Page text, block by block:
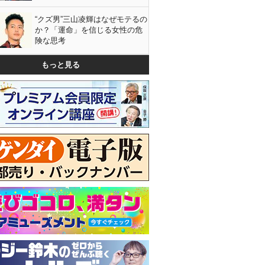
“クズ男”三山凌輝はなぜモテるの
か？「運命」を信じる女性の危
険な思考
もっと見る